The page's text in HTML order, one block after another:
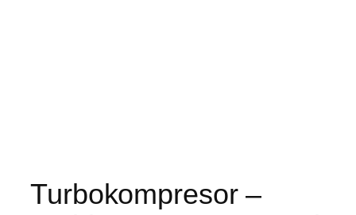
Turbokompresor –